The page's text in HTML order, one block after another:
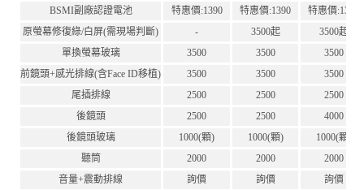
BSMI副廠認證電池
特惠價:1390 特惠價:1390
特惠價:1390
原螢幕修復綠/白屏(需現場判斷)
- 3500起
3500起
單換螢幕玻璃
3500 3500
3500
前鏡頭+感光排線(含Face ID移植)
3500 3500
3500
尾插排線
2500 2500
2500
後鏡頭
2500 2500
4000
後鏡頭玻璃
1000(顆) 1000(顆)
1000(顆)
聽筒
2000 2000
2000
音量+震動排線
詢價 詢價
詢價